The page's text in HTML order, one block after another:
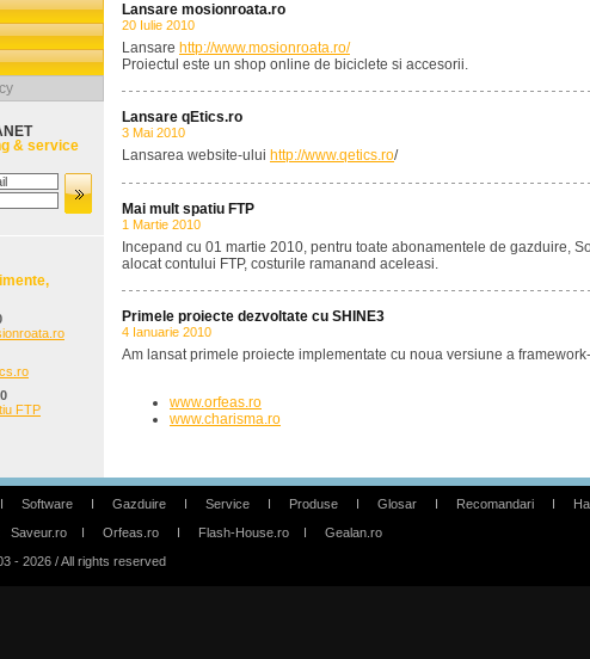
& service
FTP
Lansare mosionroata.ro
20 Iulie 2010
Lansare http://www.mosionroata.ro/
Proiectul este un shop online de biciclete si accesorii.
Lansare qEtics.ro
3 Mai 2010
Lansarea website-ului http://www.qetics.ro/
Mai mult spatiu FTP
1 Martie 2010
Incepand cu 01 martie 2010, pentru toate abonamentele de gazduire,
alocat contului FTP, costurile ramanand aceleasi.
Primele proiecte dezvoltate cu SHINE3
4 Ianuarie 2010
Am lansat primele proiecte implementate cu noua versiune a
www.orfeas.ro
www.charisma.ro
I Software I Gazduire I Service I Produse I Glosar I Recomandari I
Saveur.ro I Orfeas.ro I Flash-House.ro I
Gealan.ro
- 2026 / All rights reserved